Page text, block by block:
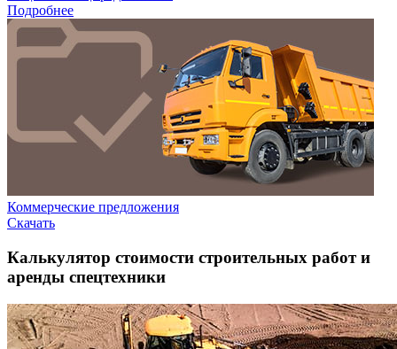
Подробнее
Коммерческие предложения
Скачать
Калькулятор стоимости строительных работ и
аренды спецтехники